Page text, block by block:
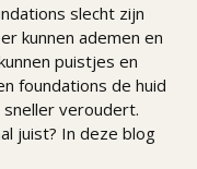
slecht zijn
kunnen ademen en
puistjes en
foundations de huid
veroudert.
juist? In deze blog